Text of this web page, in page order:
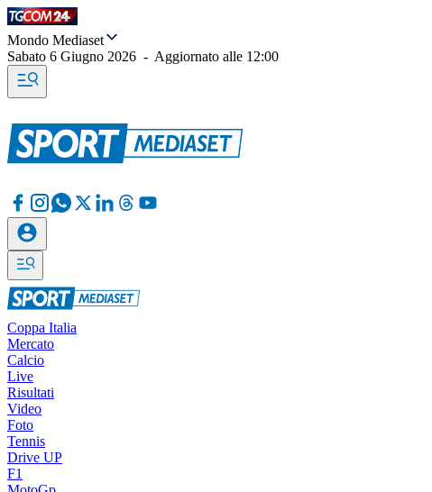
Mondo Mediaset
Sabato 6 Giugno 2026 - Aggiornato alle 12:00
Coppa Italia
Mercato
Calcio
Live
Risultati
Video
Foto
Tennis
Drive UP
F1